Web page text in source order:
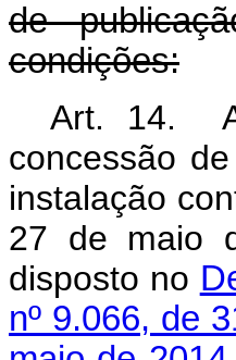
de
condições:
Art. 14.
concessão
instalação
27 de maio
disposto no
nº 9.066, de